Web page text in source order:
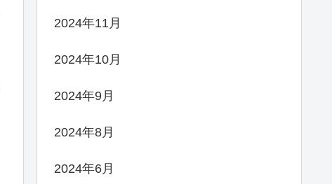
2024年11月
2024年10月
2024年9月
2024年8月
2024年6月